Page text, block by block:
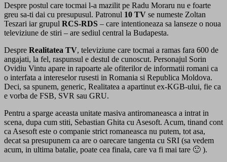
Despre postul care tocmai l-a mazilit pe Radu Moraru nu e foarte
greu sa-ti dai cu presupusul. Patronul 10 TV se numeste Zoltan
Teszari iar grupul RCS-RDS – care intentioneaza sa lanseze o noua
televiziune de stiri – are sediul central la Budapesta.
Despre Realitatea TV, televiziune care tocmai a ramas fara 600 de
angajati, la fel, raspunsul e destul de cunoscut. Personajul Sorin
Ovidiu Vintu apare in rapoarte ale ofiterilor de informatii romani ca
o interfata a intereselor rusesti in Romania si Republica Moldova.
Deci, sa spunem, generic, Realitatea a apartinut ex-KGB-ului, fie ca
e vorba de FSB, SVR sau GRU.
Pentru a sparge aceasta unitate masiva antiromaneasca a intrat in
scena, dupa cum stiti, Sebastian Ghita cu Asesoft. Acum, tinand cont
ca Asesoft este o companie strict romaneasca nu putem, tot asa,
decat sa presupunem ca are o oarecare tangenta cu SRI (sa vedem
acum, in ultima batalie, poate cea finala, care va fi mai tare 🙂 ).